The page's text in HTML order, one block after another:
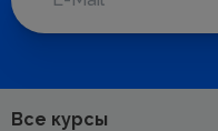
Все курсы